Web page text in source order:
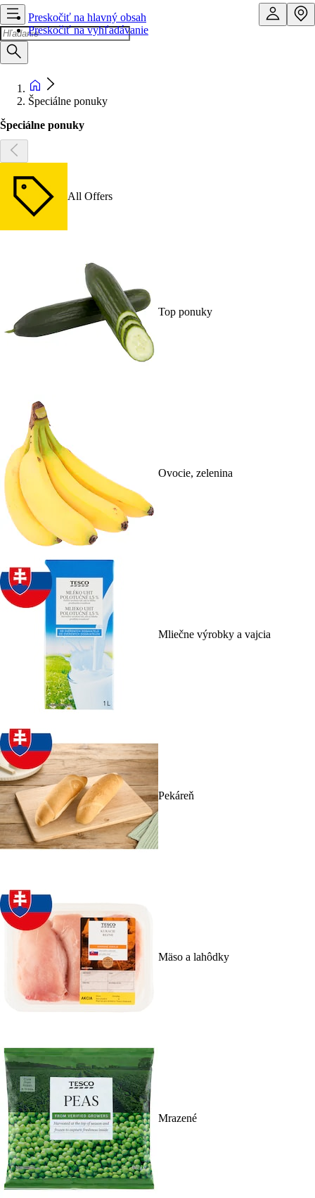
Preskočiť na hlavný obsah
Preskočiť na vyhľadávanie
Špeciálne ponuky
Špeciálne ponuky
All Offers
Top ponuky
Ovocie, zelenina
Mliečne výrobky a vajcia
Pekáreň
Mäso a lahôdky
Mrazené